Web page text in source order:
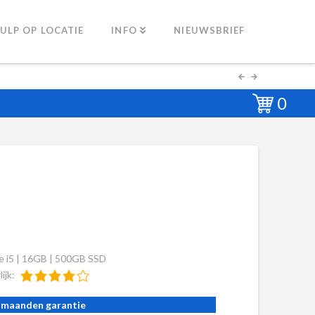
OP LOCATIE INFO NIEUWSBRIEF
0
i5 | 16GB | 500GB SSD
maanden garantie